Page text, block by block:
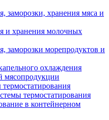
заморозки, хранения мяса и
и хранения молочных
заморозки морепродуктов и
охлаждения
мясопродукции
термостатирования
в контейнерном